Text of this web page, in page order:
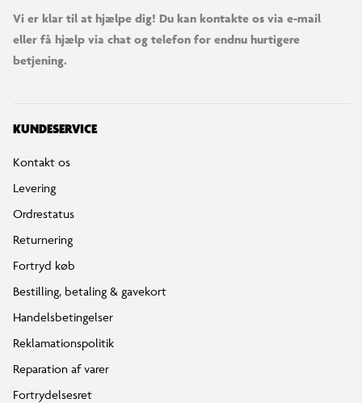
Vi er klar til at hjælpe dig! Du kan kontakte os via e-mail
eller få hjælp via chat og telefon for endnu hurtigere
betjening.
KUNDESERVICE
Kontakt os
Levering
Ordrestatus
Returnering
Fortryd køb
Bestilling, betaling & gavekort
Handelsbetingelser
Reklamationspolitik
Reparation af varer
Fortrydelsesret